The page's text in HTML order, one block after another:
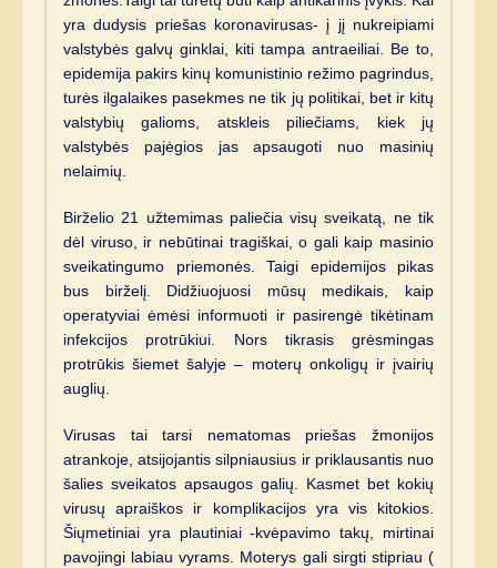
yra dudysis priešas koronavirusas- į jį nukreipiami
valstybės galvų ginklai, kiti tampa antraeiliai. Be to,
epidemija pakirs kinų komunistinio režimo pagrindus,
turės ilgalaikes pasekmes ne tik jų politikai, bet ir kitų
valstybių galioms, atskleis piliečiams, kiek jų
valstybės pajėgios jas apsaugoti nuo masinių
nelaimių.
Birželio 21 užtemimas paliečia visų sveikatą, ne tik
dėl viruso, ir nebūtinai tragiškai, o gali kaip masinio
sveikatingumo priemonės. Taigi epidemijos pikas
bus birželį. Didžiuojuosi mūsų medikais, kaip
operatyviai ėmėsi informuoti ir pasirengė tikėtinam
infekcijos protrūkiui. Nors tikrasis grėsmingas
protrūkis šiemet šalyje – moterų onkoligų ir įvairių
auglių.
Virusas tai tarsi nematomas priešas žmonijos
atrankoje, atsijojantis silpniausius ir priklausantis nuo
šalies sveikatos apsaugos galių. Kasmet bet kokių
virusų apraiškos ir komplikacijos yra vis kitokios.
Šiųmetiniai yra plautiniai -kvėpavimo takų, mirtinai
pavojingi labiau vyrams. Moterys gali sirgti stipriau (